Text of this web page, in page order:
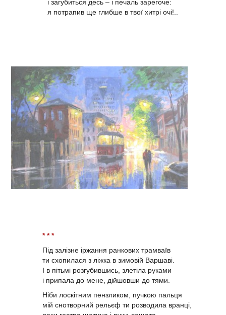
і загубиться десь – і печаль зарегоче:
я потрапив ще глибше в твої хитрі очі!..
* * *
Під залізне іржання ранкових трамваїв
ти схопилася з ліжка в зимовій Варшаві.
І в пітьмі розгубившись, злетіла руками
і припала до мене, дійшовши до тями.
Ніби лоскітним пензликом, пучкою пальця
мій снотворний рельєф ти розводила вранці,